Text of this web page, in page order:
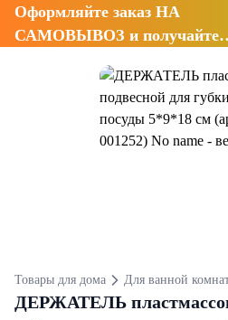
Оформляйте заказ НА
САМОВЫВОЗ и получайте
Товары для дома Для ванной
ДЕРЖАТЕЛЬ